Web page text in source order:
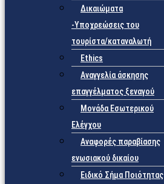
Δικαιώματα
-Υποχρεώσεις του
τουρίστα/καταναλωτή
Ethics
Αναγγελία άσκησης
επαγγέλματος ξεναγού
Μονάδα Εσωτερικού
Ελέγχου
Αναφορές παραβίασης
ενωσιακού δικαίου
Ειδικό Σήμα Ποιότητας